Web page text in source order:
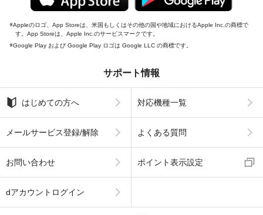
Appleのロゴ、App Storeは、米国もしくはその他の国や地域におけるApple Inc.の商標で
す。App Storeは、Apple Inc.のサービスマークです。
Google Play および Google Play ロゴは Google LLC の商標です。
サポート情報
はじめての方へ 対応機種一覧
メールサービス登録/解除 よくある質問
お問い合わせ ポイント表示設定
dアカウントログイン